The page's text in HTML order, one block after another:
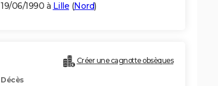
19/06/1990 à Lille (Nord)
Créer une cagnotte obsèques
Décès